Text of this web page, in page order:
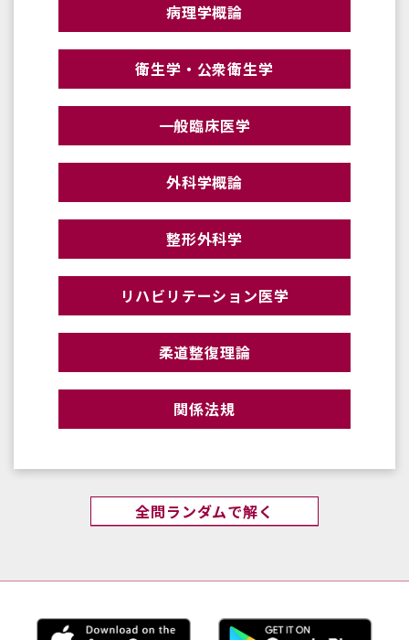
病理学概論
衛生学・公衆衛生学
一般臨床医学
外科学概論
整形外科学
リハビリテーション医学
柔道整復理論
関係法規
全問ランダムで解く